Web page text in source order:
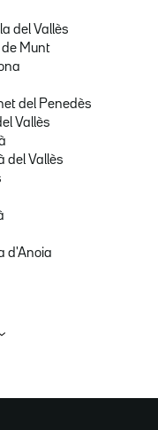
del Vallès
Munt
del Penedès
Vallès
del Vallès
d'Anoia